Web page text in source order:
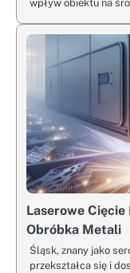
wpływ obiektu na
Laserowe
Obróbka Metali
Śląsk, znany jako
przekształca się i